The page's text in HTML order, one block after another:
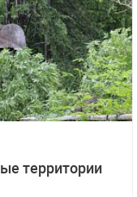
территории